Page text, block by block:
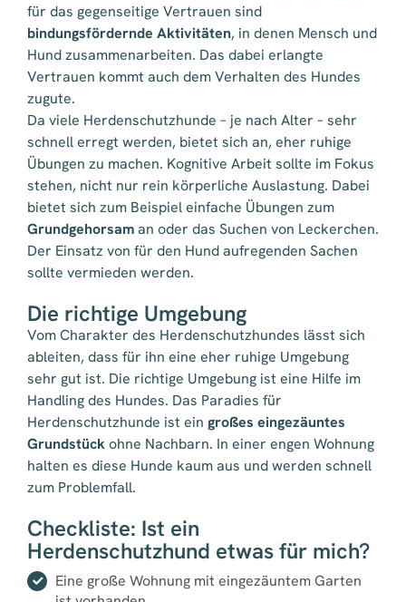
für das gegenseitige Vertrauen sind
bindungsfördernde Aktivitäten, in denen Mensch und
Hund zusammenarbeiten. Das dabei erlangte
Vertrauen kommt auch dem Verhalten des Hundes
zugute.
Da viele Herdenschutzhunde – je nach Alter – sehr
schnell erregt werden, bietet sich an, eher ruhige
Übungen zu machen. Kognitive Arbeit sollte im Fokus
stehen, nicht nur rein körperliche Auslastung. Dabei
bietet sich zum Beispiel einfache Übungen zum
Grundgehorsaman oder das Suchen von Leckerchen.
Der Einsatz von für den Hund aufregenden Sachen
sollte vermieden werden.
Die richtige Umgebung
Vom Charakter des Herdenschutzhundes lässt sich
ableiten, dass für ihn eine eher ruhige Umgebung
sehr gut ist. Die richtige Umgebung ist eine Hilfe im
Handling des Hundes. Das Paradies für
Herdenschutzhunde ist ein großes eingezäuntes
Grundstückohne Nachbarn. In einer engen Wohnung
halten es diese Hunde kaum aus und werden schnell
zum Problemfall.
Checkliste: Ist ein
Herdenschutzhund etwas für mich?
Eine große Wohnung mit eingezäuntem Garten